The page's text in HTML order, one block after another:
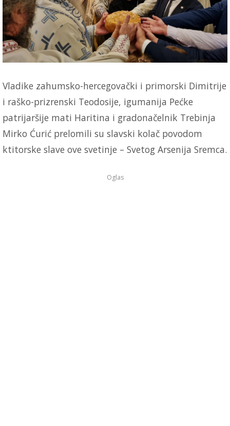
Vladike zahumsko-hercegovački i primorski Dimitrije
i raško-prizrenski Teodosije, igumanija Pećke
patrijaršije mati Haritina i gradonačelnik Trebinja
Mirko Ćurić prelomili su slavski kolač povodom
ktitorske slave ove svetinje – Svetog Arsenija Sremca.
Oglas